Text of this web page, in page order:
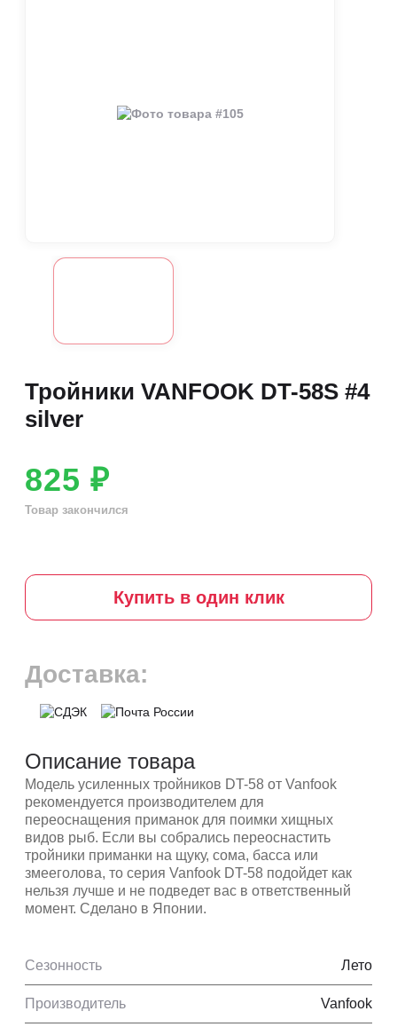
Тройники VANFOOK DT-58S #4
silver
825 ₽
Товар закончился
Купить в один клик
Доставка:
Описание товара
Модель усиленных тройников DT-58 от Vanfook
рекомендуется производителем для
переоснащения приманок для поимки хищных
видов рыб. Если вы собрались переоснастить
тройники приманки на щуку, сома, басса или
змееголова, то серия Vanfook DT-58 подойдет как
нельзя лучше и не подведет вас в ответственный
момент. Сделано в Японии.
Сезонность Лето
Производитель Vanfook